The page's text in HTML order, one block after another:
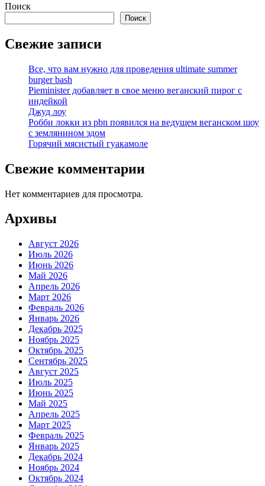
Поиск
Поиск
Свежие записи
Все, что вам нужно для проведения ultimate summer
burger bash
Pieminister добавляет в свое меню веганский пирог с
индейкой
Джуд лоу
Робби локки из pbn появился на ведущем веганском шоу
с землянином эдом
Горячий мясистый гуакамоле
Свежие комментарии
Нет комментариев для просмотра.
Архивы
Август 2026
Июль 2026
Июнь 2026
Май 2026
Апрель 2026
Март 2026
Февраль 2026
Январь 2026
Декабрь 2025
Ноябрь 2025
Октябрь 2025
Сентябрь 2025
Август 2025
Июль 2025
Июнь 2025
Май 2025
Апрель 2025
Март 2025
Февраль 2025
Январь 2025
Декабрь 2024
Ноябрь 2024
Октябрь 2024